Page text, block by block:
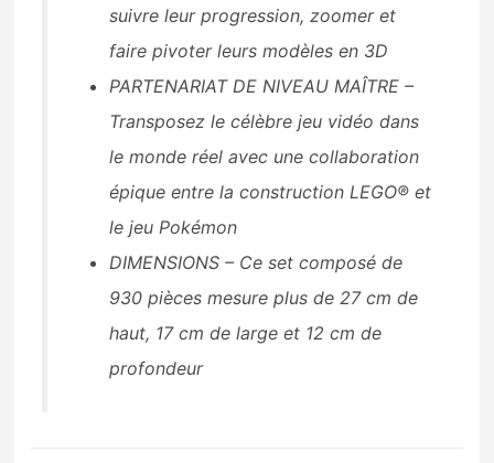
suivre leur progression, zoomer et
faire pivoter leurs modèles en 3D
PARTENARIAT DE NIVEAU MAÎTRE –
Transposez le célèbre jeu vidéo dans
le monde réel avec une collaboration
épique entre la construction LEGO® et
le jeu Pokémon
DIMENSIONS – Ce set composé de
930 pièces mesure plus de 27 cm de
haut, 17 cm de large et 12 cm de
profondeur